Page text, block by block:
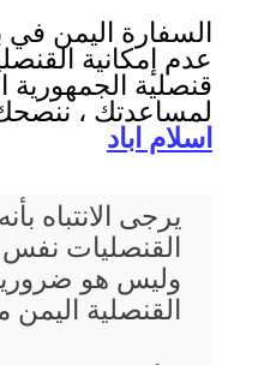
السفارة اليمن
عدم إمكانية
قنصلية الجمهورية
لمساعدتك ،
اسلام اباد
يرجى الانتباه
القنصليات
وليس هو
القنصلية اليمن